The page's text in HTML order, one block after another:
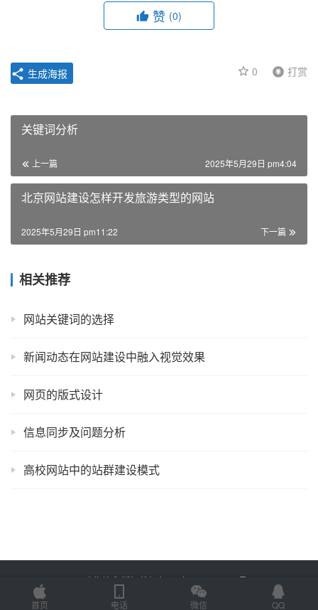
赞 (0)
0 打赏
生成海报
关键词分析
上一篇 2025年5月29日 pm4:04
北京网站建设怎样开发旅游类型的网站
下一篇
2025年5月29日 pm11:22
相关推荐
网站关键词的选择
新闻动态在网站建设中融入视觉效果
网页的版式设计
信息同步及问题分析
高校网站中的站群建设模式
Copyright © 2025 金海技术 版权所有 鲁ICP备2022012774号-2
首页
电话 微信 QQ